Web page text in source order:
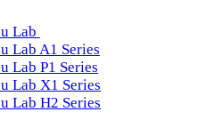
Lab
Lab A1 Series
Lab P1 Series
Lab X1 Series
Lab H2 Series